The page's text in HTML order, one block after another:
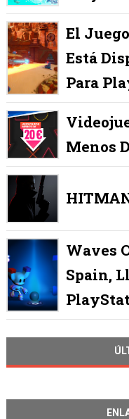
El
Está
Para
Menos
Waves
Spain,